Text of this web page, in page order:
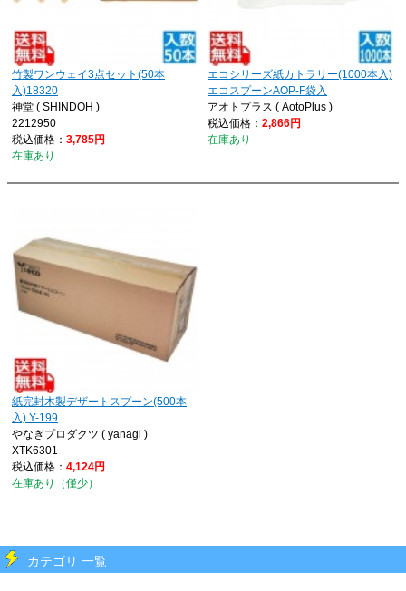
竹製ワンウェイ3点セット(50本
入)18320
神堂 ( SHINDOH )
2212950
税込価格： 3,785円
在庫あり
エコシリーズ紙カトラリー(1000本入)
エコスプーンAOP-F袋入
アオトプラス ( AotoPlus )
税込価格： 2,866円
在庫あり
紙完封木製デザートスプーン(500本
入) Y-199
やなぎプロダクツ ( yanagi )
XTK6301
税込価格： 4,124円
在庫あり（僅少）
カテゴリ 一覧